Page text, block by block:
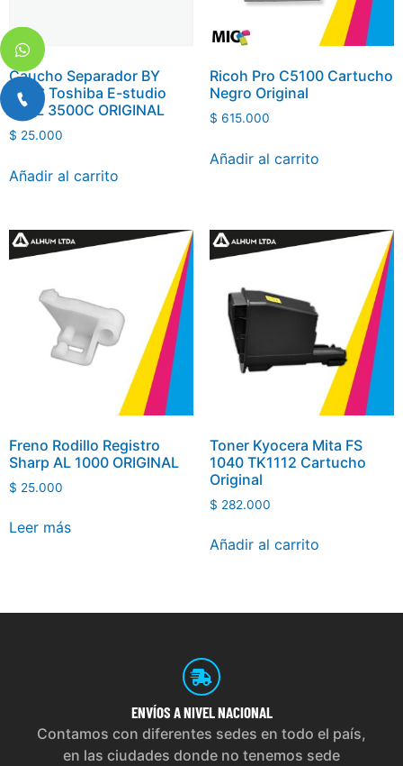
Caucho Separador BY
PASS Toshiba E-studio
200L 3500C ORIGINAL
$ 25.000
Añadir al carrito
Ricoh Pro C5100 Cartucho
Negro Original
$ 615.000
Añadir al carrito
Freno Rodillo Registro
Sharp AL 1000 ORIGINAL
$ 25.000
Leer más
Toner Kyocera Mita FS
1040 TK1112 Cartucho
Original
$ 282.000
Añadir al carrito
ENVÍOS A NIVEL NACIONAL
Contamos con diferentes sedes en todo el país,
en las ciudades donde no tenemos sede